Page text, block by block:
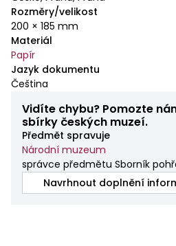
Rozměry/velikost
200 × 185 mm
Materiál
Papír
Jazyk dokumentu
Čeština
Vidíte chybu? Pomozte
sbírky českých muzeí.
Předmět spravuje
Národní muzeum
správce předmětu Sborník
Navrhnout doplnění